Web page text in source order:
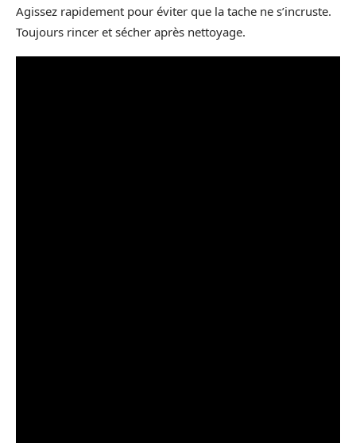
Agissez rapidement pour éviter que la tache ne s’incruste.
Toujours rincer et sécher après nettoyage.